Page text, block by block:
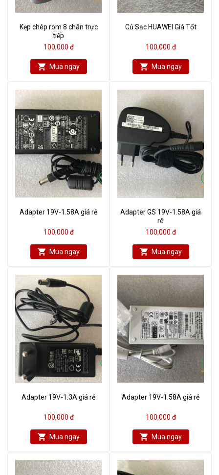
Kẹp chép rom 8 chân trực
tiếp
100,000 đ
Mua ngay
Củ Sạc HUAWEI Giá Tốt
100,000 đ
Mua ngay
Adapter 19V-1.58A giá rẻ
100,000 đ
Mua ngay
Adapter GS 19V-1.58A giá
rê
100,000 đ
Mua ngay
Adapter 19V-1.3A giá rẻ
100,000 đ
Mua ngay
Adapter 19V-1.58A giá rẻ
100,000 đ
Mua ngay